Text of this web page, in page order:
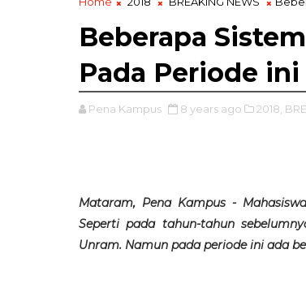
Beberapa
Pada Periode ini
Pena Kampus 8 years ago 2018,
Mataram, Pena Kampus -
Seperti pada tahun-tahun
Unram. Namun pada periode ini ada